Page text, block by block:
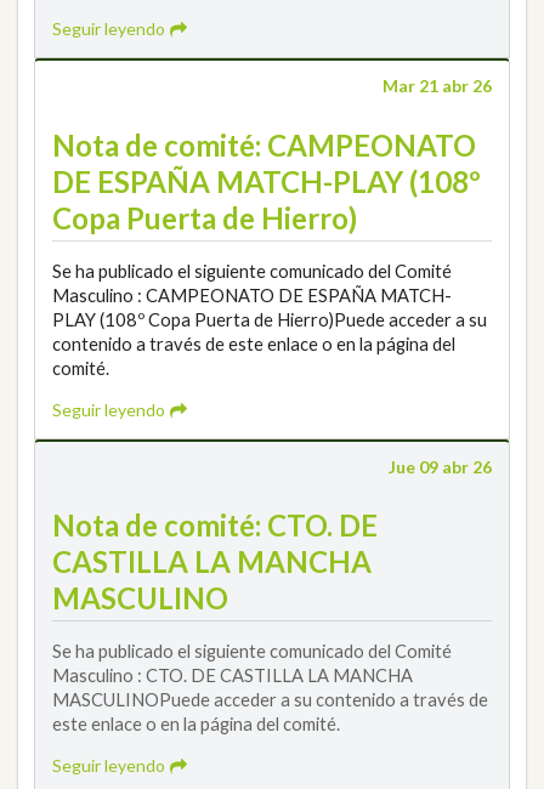
Seguir leyendo
Mar 21 abr 26
Nota de comité: CAMPEONATO
DE ESPAÑA MATCH-PLAY (108º
Copa Puerta de Hierro)
Se ha publicado el siguiente comunicado del Comité
Masculino : CAMPEONATO DE ESPAÑA MATCH-
PLAY (108º Copa Puerta de Hierro)Puede acceder a su
contenido a través de este enlace o en la página del
comité.
Seguir leyendo
Jue 09 abr 26
Nota de comité: CTO. DE
CASTILLA LA MANCHA
MASCULINO
Se ha publicado el siguiente comunicado del Comité
Masculino : CTO. DE CASTILLA LA MANCHA
MASCULINOPuede acceder a su contenido a través de
este enlace o en la página del comité.
Seguir leyendo